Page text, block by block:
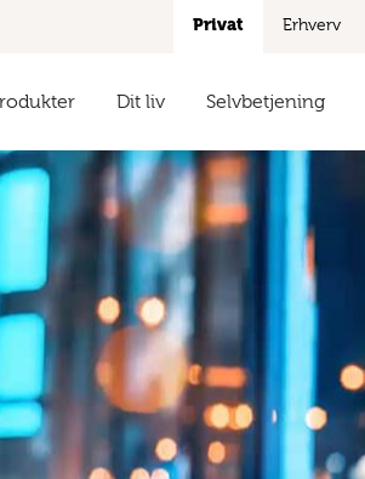
Privat Erhverv
Dit liv Selvbetjening